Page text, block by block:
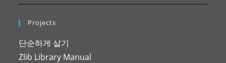
Projects
단순하게 살기
Zlib Library Manual